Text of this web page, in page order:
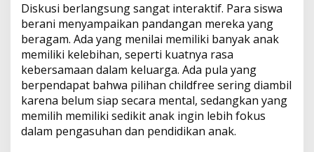
Diskusi berlangsung sangat interaktif. Para siswa
berani menyampaikan pandangan mereka yang
beragam. Ada yang menilai memiliki banyak anak
memiliki kelebihan, seperti kuatnya rasa
kebersamaan dalam keluarga. Ada pula yang
berpendapat bahwa pilihan childfree sering diambil
karena belum siap secara mental, sedangkan yang
memilih memiliki sedikit anak ingin lebih fokus
dalam pengasuhan dan pendidikan anak.